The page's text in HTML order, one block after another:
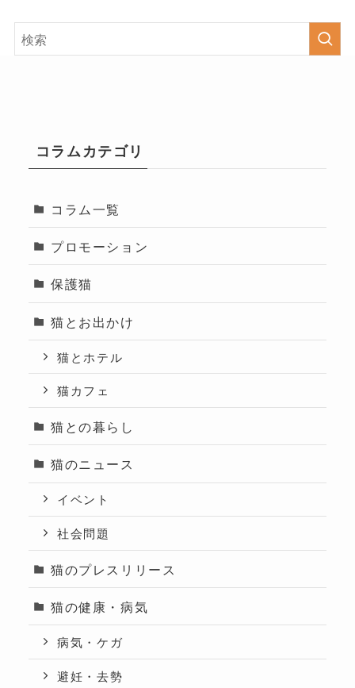
コラムカテゴリ
コラム一覧
プロモーション
保護猫
猫とお出かけ
猫とホテル
猫カフェ
猫との暮らし
猫のニュース
イベント
社会問題
猫のプレスリリース
猫の健康・病気
病気・ケガ
避妊・去勢